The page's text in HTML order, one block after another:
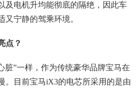
及电机升均能彻底的隔绝，因此车
又宁静的驾乘环境。
点？
脏”一样，作为传统豪华品牌宝马在
。目前宝马iX3的电芯所采用的是由